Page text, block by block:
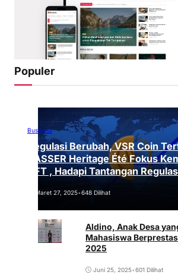
Populer
Business
Regulasi Berubah, VSR Coin
VASSER Heritage Été Fokus
NFT , Hadapi Tantangan
Maret 27, 2025•648 Dilihat
Aldino, Anak Desa
Mahasiswa
2025
Juni 25, 2025•601 Dilihat